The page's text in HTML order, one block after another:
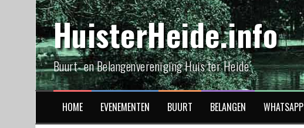
HuisterHeide.info
Buurt- en Belangenvereniging Huis ter Heide
HOME EVENEMENTEN BUURT BELANGEN WHATSAPP